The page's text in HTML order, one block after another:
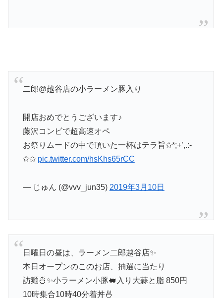
二郎@越谷店の小ラーメン豚入り
開店おめでとうございます♪
藤沢コンビで超高速オペ
お祭りムードの中で頂いた一杯はテラ旨✩*;+’,.:-
✩✩ pic.twitter.com/hsKhs65rCC
— じゅん (@vvv_jun35) 2019年3月10日
日曜日の昼は、ラーメン二郎越谷店✨
本日オープンのこのお店、抽選に当たり
訪麺🍜✨小ラーメン小豚🐖入り大蒜と脂 850円
10時集合10時40分着丼🍜